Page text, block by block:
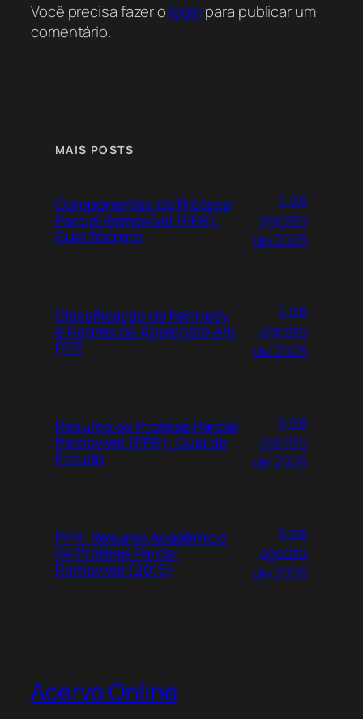
Você precisa fazer o loginpara publicar um
comentário.
MAIS POSTS
Componentes da Prótese
Parcial Removível (PPR):
Guia Técnico
5 de
agosto
de 2026
Classificação de Kennedy
e Regras de Applegate em
PPR
5 de
agosto
de 2026
Resumo de Prótese Parcial
Removível (PPR): Guia de
Estudo
5 de
agosto
de 2026
PPR: Resumo Acadêmico
de Prótese Parcial
Removível (2015)
5 de
agosto
de 2026
Acervo Online